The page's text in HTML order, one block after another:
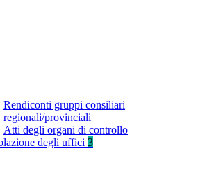
Rendiconti gruppi consiliari
regionali/provinciali
Atti degli organi di controllo
degli uffici 3